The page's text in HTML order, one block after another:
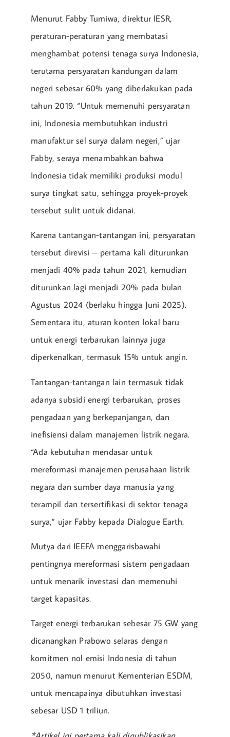
Menurut Fabby Tumiwa, direktur IESR,
peraturan-peraturan yang membatasi
menghambat potensi tenaga surya Indonesia,
terutama persyaratan kandungan dalam
negeri sebesar 60% yang diberlakukan pada
tahun 2019. “Untuk memenuhi persyaratan
ini, Indonesia membutuhkan industri
manufaktur sel surya dalam negeri,” ujar
Fabby, seraya menambahkan bahwa
Indonesia tidak memiliki produksi modul
surya tingkat satu, sehingga proyek-proyek
tersebut sulit untuk didanai.
Karena tantangan-tantangan ini, persyaratan
tersebut direvisi – pertama kali diturunkan
menjadi 40% pada tahun 2021, kemudian
diturunkan lagi menjadi 20% pada bulan
Agustus 2024 (berlaku hingga Juni 2025).
Sementara itu, aturan konten lokal baru
untuk energi terbarukan lainnya juga
diperkenalkan, termasuk 15% untuk angin.
Tantangan-tantangan lain termasuk tidak
adanya subsidi energi terbarukan, proses
pengadaan yang berkepanjangan, dan
inefisiensi dalam manajemen listrik negara.
“Ada kebutuhan mendasar untuk
mereformasi manajemen perusahaan listrik
negara dan sumber daya manusia yang
terampil dan tersertifikasi di sektor tenaga
surya,” ujar Fabby kepada Dialogue Earth.
Mutya dari IEEFA menggarisbawahi
pentingnya mereformasi sistem pengadaan
untuk menarik investasi dan memenuhi
target kapasitas.
Target energi terbarukan sebesar 75 GW yang
dicanangkan Prabowo selaras dengan
komitmen nol emisi Indonesia di tahun
2050, namun menurut Kementerian ESDM,
untuk mencapainya dibutuhkan investasi
sebesar USD 1 triliun.